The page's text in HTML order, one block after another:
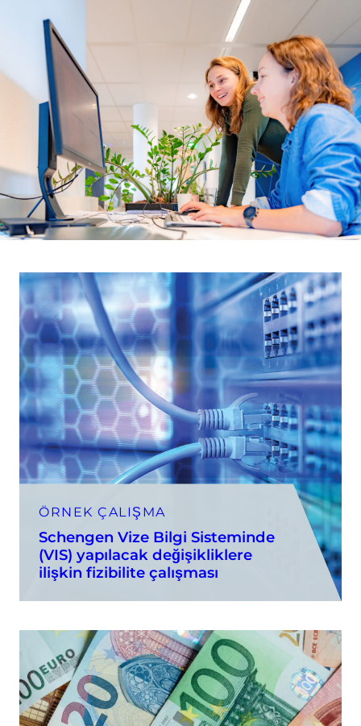
ÖRNEK ÇALIŞMA
Schengen Vize Bilgi Sisteminde
(VIS) yapılacak değişikliklere
ilişkin fizibilite çalışması